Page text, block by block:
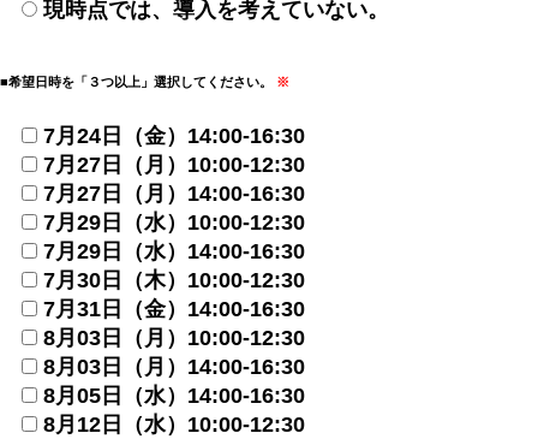
現時点では、導入を考えていない。
■希望日時を「３つ以上」選択してください。 ※
7月24日（金）14:00-16:30
7月27日（月）10:00-12:30
7月27日（月）14:00-16:30
7月29日（水）10:00-12:30
7月29日（水）14:00-16:30
7月30日（木）10:00-12:30
7月31日（金）14:00-16:30
8月03日（月）10:00-12:30
8月03日（月）14:00-16:30
8月05日（水）14:00-16:30
8月12日（水）10:00-12:30